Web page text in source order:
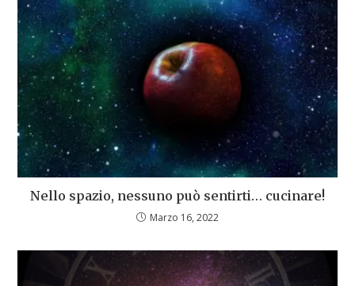
Nello spazio, nessuno può sentirti… cucinare!
Marzo 16, 2022